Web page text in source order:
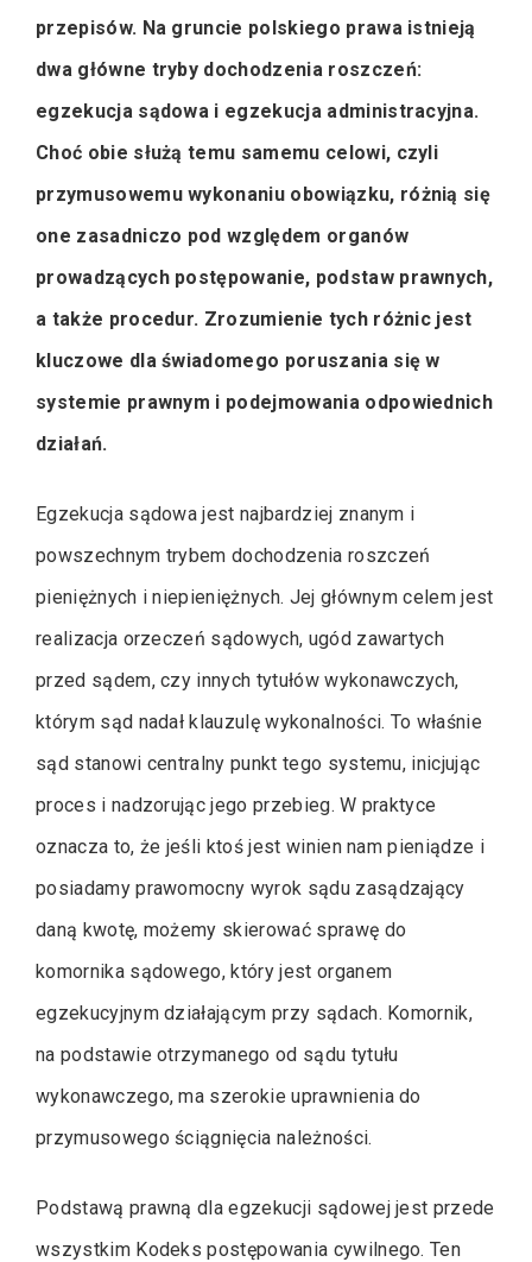
przepisów. Na gruncie polskiego prawa istnieją
dwa główne tryby dochodzenia roszczeń:
egzekucja sądowa i egzekucja administracyjna.
Choć obie służą temu samemu celowi, czyli
przymusowemu wykonaniu obowiązku, różnią się
one zasadniczo pod względem organów
prowadzących postępowanie, podstaw prawnych,
a także procedur. Zrozumienie tych różnic jest
kluczowe dla świadomego poruszania się w
systemie prawnym i podejmowania odpowiednich
działań.
Egzekucja sądowa jest najbardziej znanym i
powszechnym trybem dochodzenia roszczeń
pieniężnych i niepieniężnych. Jej głównym celem jest
realizacja orzeczeń sądowych, ugód zawartych
przed sądem, czy innych tytułów wykonawczych,
którym sąd nadał klauzulę wykonalności. To właśnie
sąd stanowi centralny punkt tego systemu, inicjując
proces i nadzorując jego przebieg. W praktyce
oznacza to, że jeśli ktoś jest winien nam pieniądze i
posiadamy prawomocny wyrok sądu zasądzający
daną kwotę, możemy skierować sprawę do
komornika sądowego, który jest organem
egzekucyjnym działającym przy sądach. Komornik,
na podstawie otrzymanego od sądu tytułu
wykonawczego, ma szerokie uprawnienia do
przymusowego ściągnięcia należności.
Podstawą prawną dla egzekucji sądowej jest przede
wszystkim Kodeks postępowania cywilnego. Ten